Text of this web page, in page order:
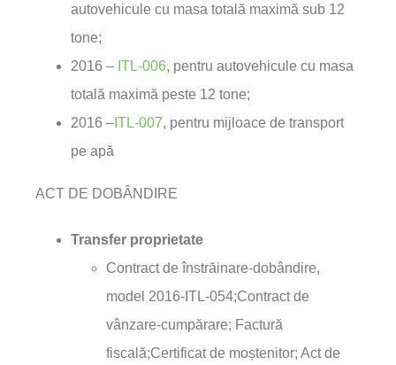
autovehicule cu masa totală maximă sub 12
tone;
2016 – ITL-006, pentru autovehicule cu masa
totală maximă peste 12 tone;
2016 – ITL-007, pentru mijloace de transport
pe apă
ACT DE DOBÂNDIRE
Transfer proprietate
Contract de înstrăinare-dobândire,
model 2016-ITL-054;Contract de
vânzare-cumpărare; Factură
fiscală;Certificat de moștenitor; Act de